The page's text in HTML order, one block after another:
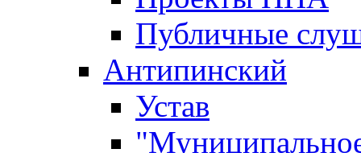
Публичные
Антипинский
Устав